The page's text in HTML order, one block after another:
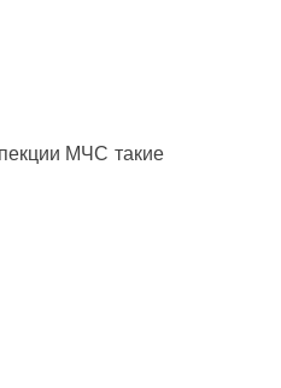
МЧС такие